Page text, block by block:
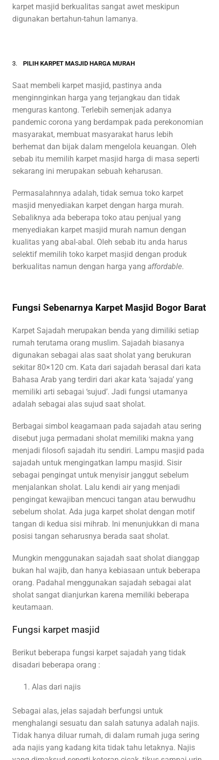
karpet masjid berkualitas sangat awet meskipun
digunakan bertahun-tahun lamanya.
3. PILIH KARPET MASJID HARGA MURAH
Saat membeli karpet masjid, pastinya anda
menginnginkan harga yang terjangkau dan tidak
menguras kantong. Terlebih semenjak adanya
pandemic corona yang berdampak pada perekonomian
masyarakat, membuat masyarakat harus lebih
berhemat dan bijak dalam mengelola keuangan. Oleh
sebab itu memilih karpet masjid harga di masa seperti
sekarang ini merupakan sebuah keharusan.
Permasalahnnya adalah, tidak semua toko karpet
masjid menyediakan karpet dengan harga murah.
Sebaliknya ada beberapa toko atau penjual yang
menyediakan karpet masjid murah namun dengan
kualitas yang abal-abal. Oleh sebab itu anda harus
selektif memilih toko karpet masjid dengan produk
berkualitas namun dengan harga yang affordable.
Fungsi Sebenarnya Karpet Masjid Bogor Barat
Karpet Sajadah merupakan benda yang dimiliki setiap
rumah terutama orang muslim. Sajadah biasanya
digunakan sebagai alas saat sholat yang berukuran
sekitar 80×120 cm. Kata dari sajadah berasal dari kata
Bahasa Arab yang terdiri dari akar kata ‘sajada’ yang
memiliki arti sebagai ‘sujud’. Jadi fungsi utamanya
adalah sebagai alas sujud saat sholat.
Berbagai simbol keagamaan pada sajadah atau sering
disebut juga permadani sholat memiliki makna yang
menjadi filosofi sajadah itu sendiri. Lampu masjid pada
sajadah untuk mengingatkan lampu masjid. Sisir
sebagai pengingat untuk menyisir janggut sebelum
menjalankan sholat. Lalu kendi air yang menjadi
pengingat kewajiban mencuci tangan atau berwudhu
sebelum sholat. Ada juga karpet sholat dengan motif
tangan di kedua sisi mihrab. Ini menunjukkan di mana
posisi tangan seharusnya berada saat sholat.
Mungkin menggunakan sajadah saat sholat dianggap
bukan hal wajib, dan hanya kebiasaan untuk beberapa
orang. Padahal menggunakan sajadah sebagai alat
sholat sangat dianjurkan karena memiliki beberapa
keutamaan.
Fungsi karpet masjid
Berikut beberapa fungsi karpet sajadah yang tidak
disadari beberapa orang :
Alas dari najis
Sebagai alas, jelas sajadah berfungsi untuk
menghalangi sesuatu dan salah satunya adalah najis.
Tidak hanya diluar rumah, di dalam rumah juga sering
ada najis yang kadang kita tidak tahu letaknya. Najis